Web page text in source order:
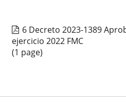
6 Decreto 2023-1389
ejercicio 2022 FMC
(1 page)